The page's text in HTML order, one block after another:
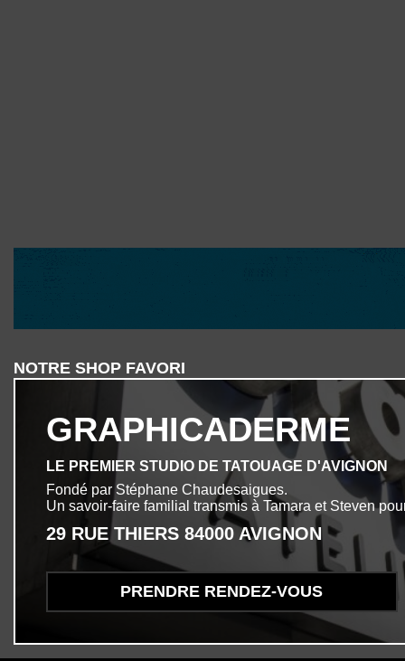
NOTRE SHOP FAVORI
GRAPHICADERME
LE PREMIER STUDIO DE TATOUAGE D'AVIGNON
Fondé par Stéphane Chaudesaigues.
Un savoir-faire familial transmis à Tamara et Steven
29 RUE THIERS 84000 AVIGNON
PRENDRE RENDEZ-VOUS